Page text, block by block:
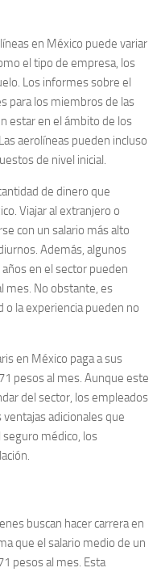
en México puede variar
el tipo de empresa, los
Los informes sobre el
para los miembros de las
estar en el ámbito de los
aerolíneas pueden incluso
de nivel inicial.
de dinero que
Viajar al extranjero o
con un salario más alto
Además, algunos
en el sector pueden
mes. No obstante, es
la experiencia pueden no
en México paga a sus
pesos al mes. Aunque este
del sector, los empleados
adicionales que
seguro médico, los
buscan hacer carrera en
que el salario medio de un
pesos al mes. Esta